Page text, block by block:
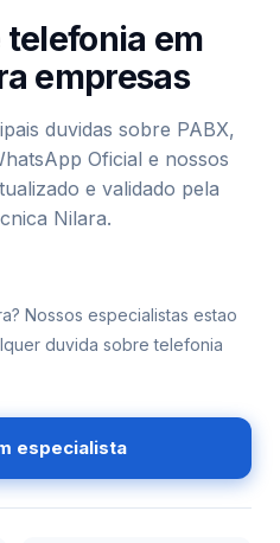
telefonia em
empresas
duvidas sobre PABX,
Oficial e nossos
e validado pela
Nilara.
Nossos especialistas estao
duvida sobre telefonia
especialista